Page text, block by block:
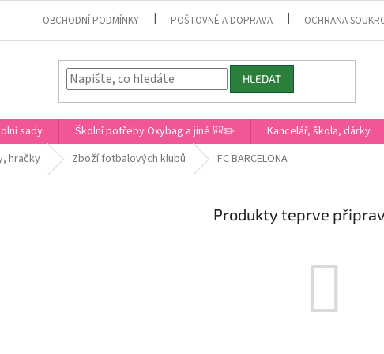
OBCHODNÍ PODMÍNKY POŠTOVNÉ A DOPRAVA OCHRANA
HLEDAT
sady Školní potřeby Oxybag a jiné 🎒✏️ Kancelář, škola, dárky
hračky Zboží fotbalových klubů FC BARCELONA
Produkty teprve